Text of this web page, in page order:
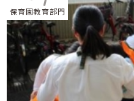
保育園教育部門